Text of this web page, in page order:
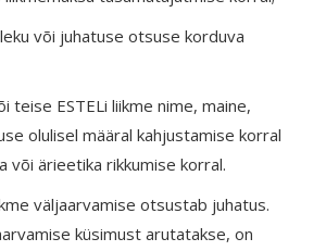
või juhatuse otsuse korduva
ESTELi liikme nime, maine,
olulisel määral kahjustamise korral
või ärieetika rikkumise korral.
väljaarvamise otsustab juhatus.
küsimust arutatakse, on